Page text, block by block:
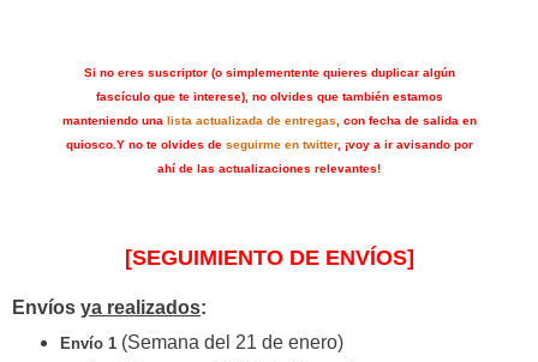
Si no eres suscriptor (o simplementente quieres duplicar algún
fascículo que te interese), no olvides que también estamos
manteniendo una lista actualizada de entregas , con fecha de salida en
quiosco. Y no te olvides de seguirme en twitter, ¡voy a ir avisando por
ahí de las actualizaciones relevantes!
[SEGUIMIENTO DE ENVÍOS]
Envíos ya realizados:
Envío 1 (Semana del 21 de enero)